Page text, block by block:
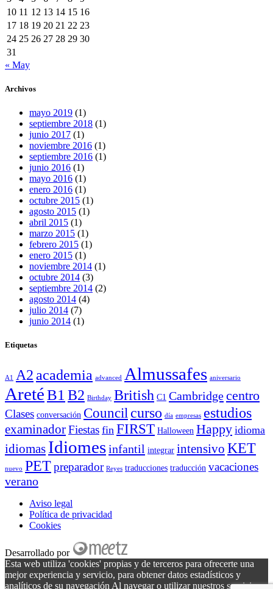
10 11 12 13 14 15 16
17 18 19 20 21 22 23
24 25 26 27 28 29 30
31
« May
Archivos
mayo 2019 (1)
septiembre 2018 (1)
junio 2017 (1)
noviembre 2016 (1)
septiembre 2016 (1)
junio 2016 (1)
mayo 2016 (1)
enero 2016 (1)
octubre 2015 (1)
agosto 2015 (1)
abril 2015 (1)
marzo 2015 (1)
febrero 2015 (1)
enero 2015 (1)
noviembre 2014 (1)
octubre 2014 (3)
septiembre 2014 (2)
agosto 2014 (4)
julio 2014 (7)
junio 2014 (1)
Etiquetas
A1 A2academia advanced Almussafes aniversario
AretéB1 B2 Birthday British C1 Cambridgecentro
Clases conversación Council curso día empresas estudios
examinadorFiestas fin FIRST Halloween Happy idioma
idiomas Idiomesinfantil integrar intensivo KET
nuevo PETpreparador Reyes traducciones traducción vacaciones
verano
Aviso legal
Política de privacidad
Cookies
Desarrollado por
Esta web utiliza 'cookies' propias y de terceros para ofrecerte una
mejor experiencia y servicio, para obtener datos estadísticos y
analíticos de su navegación Al navegar o utilizar nuestros servicios,